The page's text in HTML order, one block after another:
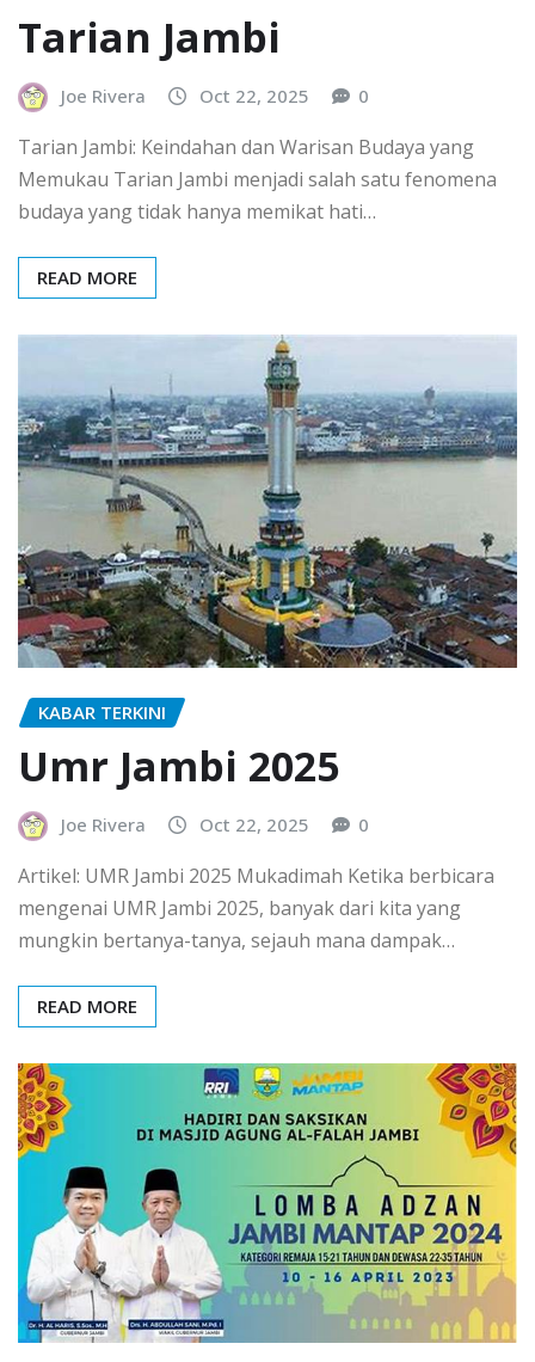
Tarian Jambi
Joe Rivera Oct 22, 2025 0
Tarian Jambi: Keindahan dan Warisan Budaya yang
Memukau Tarian Jambi menjadi salah satu fenomena
budaya yang tidak hanya memikat hati…
READ MORE
KABAR TERKINI
Umr Jambi 2025
Joe Rivera Oct 22, 2025 0
Artikel: UMR Jambi 2025 Mukadimah Ketika berbicara
mengenai UMR Jambi 2025, banyak dari kita yang
mungkin bertanya-tanya, sejauh mana dampak…
READ MORE